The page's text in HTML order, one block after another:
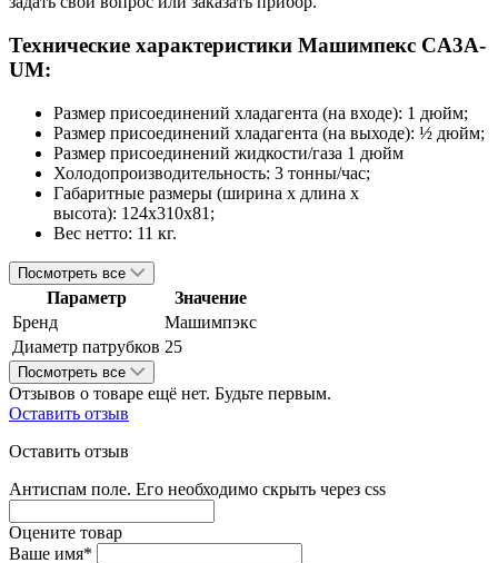
Технические характеристики Машимпекс CA3A-
UM:
Размер присоединений хладагента (на входе): 1 дюйм;
Размер присоединений хладагента (на выходе): ½ дюйм;
Размер присоединений жидкости/газа 1 дюйм
Холодопроизводительность: 3 тонны/час;
Габаритные размеры (ширина х длина х
высота): 124х310х81;
Вес нетто: 11 кг.
Посмотреть все
Параметр
Значение
Бренд
Машимпэкс
Диаметр патрубков 25
Посмотреть все
Отзывов о товаре ещё нет. Будьте первым.
Оставить отзыв
Оставить отзыв
Антиспам поле. Его необходимо скрыть через css
Оцените товар
Ваше имя*